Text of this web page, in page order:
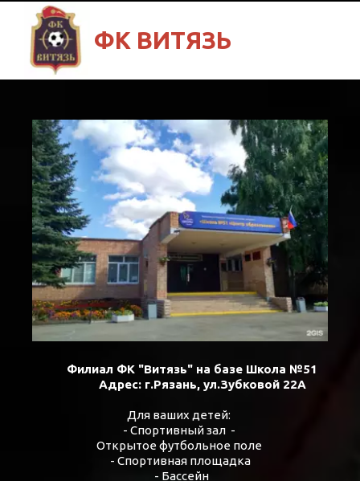
ФК ВИТЯЗЬ
Филиал ФК "Витязь" на базе Школа №51
Для ваших детей:
- Спортивный зал  -
Открытое футбольное поле
- Спортивная площадка